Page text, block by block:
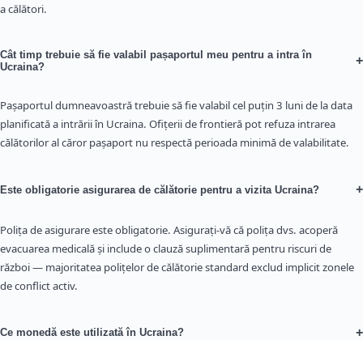
a călători.
Cât timp trebuie să fie valabil pașaportul meu pentru a intra în
Ucraina?
+
Pașaportul dumneavoastră trebuie să fie valabil cel puțin 3 luni de la data
planificată a intrării în Ucraina. Ofițerii de frontieră pot refuza intrarea
călătorilor al căror pașaport nu respectă perioada minimă de valabilitate.
Este obligatorie asigurarea de călătorie pentru a vizita Ucraina? +
Polița de asigurare este obligatorie. Asigurați-vă că polița dvs. acoperă
evacuarea medicală și include o clauză suplimentară pentru riscuri de
război — majoritatea polițelor de călătorie standard exclud implicit zonele
de conflict activ.
Ce monedă este utilizată în Ucraina? +